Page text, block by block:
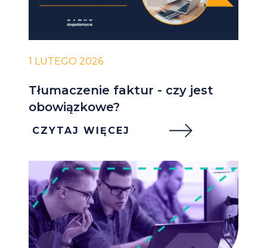
1 LUTEGO 2026
Tłumaczenie faktur - czy jest
obowiązkowe?
CZYTAJ WIĘCEJ